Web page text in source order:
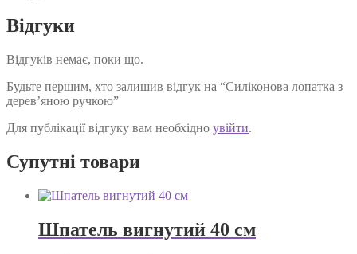
Відгуки
Відгуків немає, поки що.
Будьте першим, хто залишив відгук на “Силіконова лопатка з
дерев’яною ручкою”
Для публікації відгуку вам необхідно увійти.
Супутні товари
Шпатель вигнутий 40 см